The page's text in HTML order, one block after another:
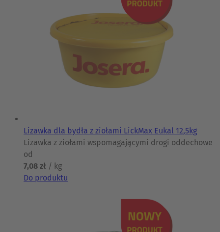
Lizawka dla bydła z ziołami LickMax Eukal 12,5kg
Lizawka z ziołami wspomagającymi drogi oddechowe
od
7,08 zł / kg
Do produktu